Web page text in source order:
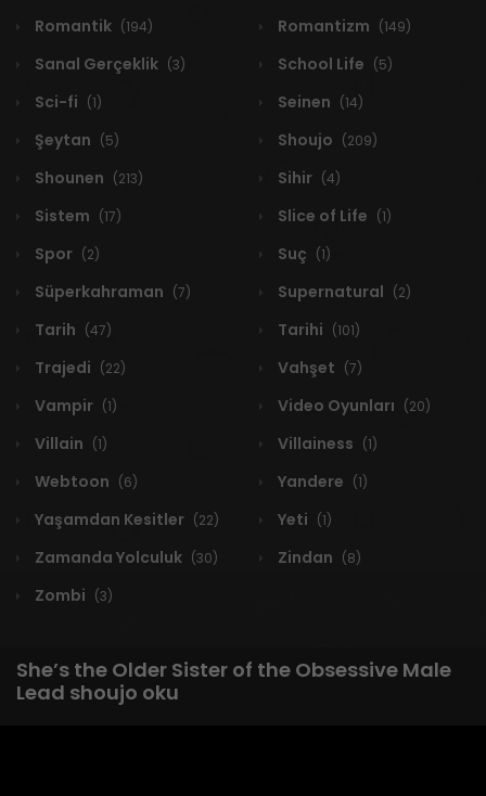
Romantik (194) Romantizm (149)
Sanal Gerçeklik (3) School Life (5)
Sci-fi (1) Seinen (14)
Şeytan (5) Shoujo (209)
Shounen (213) Sihir (4)
Sistem (17) Slice of Life (1)
Spor (2) Suç (1)
Süperkahraman (7) Supernatural (2)
Tarih (47) Tarihi (101)
Trajedi (22) Vahşet (7)
Vampir (1) Video Oyunları (20)
Villain (1) Villainess (1)
Webtoon (6) Yandere (1)
Yaşamdan Kesitler (22) Yeti (1)
Zamanda Yolculuk (30) Zindan (8)
Zombi (3)
She’s the Older Sister of the Obsessive Male
Lead shoujo oku